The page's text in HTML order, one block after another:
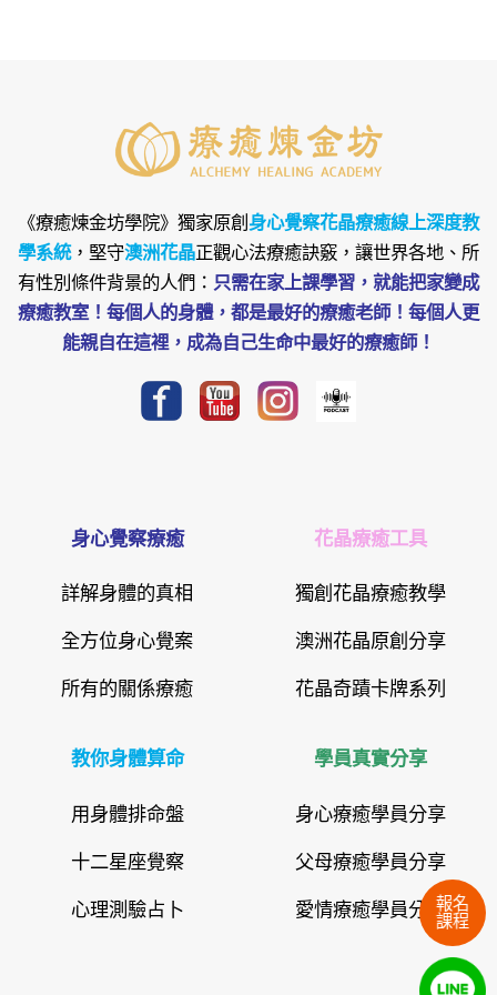
《療癒煉金坊學院》 獨家原創身心覺察花晶療癒線上深度教
學系統，堅守澳洲花晶正觀心法療癒訣竅，讓世界各地、所
有性別條件背景的人們： 只需在家上課學習，就能把家變成
療癒教室！每個人的身體，都是最好的療癒老師！每個人更
能親自在這裡，成為自己生命中最好的療癒師！
身心覺察療癒
詳解身體的真相
全方位身心覺案
所有的關係療癒
花晶療癒工具
獨創花晶療癒教學
澳洲花晶原創分享
花晶奇蹟卡牌系列
教你身體算命
用身體排命盤
十二星座覺察
心理測驗占卜
學員真實分享
身心療癒學員分享
父母療癒學員分享
愛情療癒學員分享報名
課程